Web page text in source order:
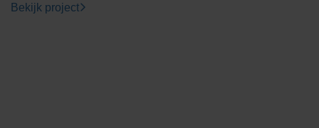
Bekijk project